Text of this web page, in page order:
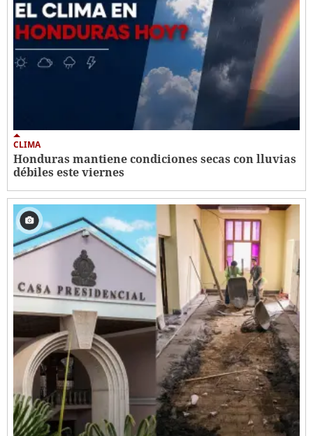
CLIMA
Honduras mantiene condiciones secas con lluvias
débiles este viernes